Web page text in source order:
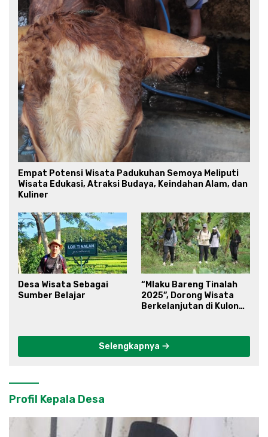
Empat Potensi Wisata Padukuhan Semoya Meliputi
Wisata Edukasi, Atraksi Budaya, Keindahan Alam, dan
Kuliner
Desa Wisata Sebagai
Sumber Belajar
“Mlaku Bareng Tinalah
2025”, Dorong Wisata
Berkelanjutan di Kulon
Selengkapnya
Profil Kepala Desa